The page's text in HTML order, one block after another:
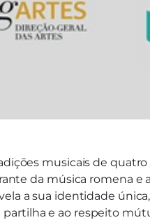
musicais de quatro
da música romena
a sua identidade
e ao respeito